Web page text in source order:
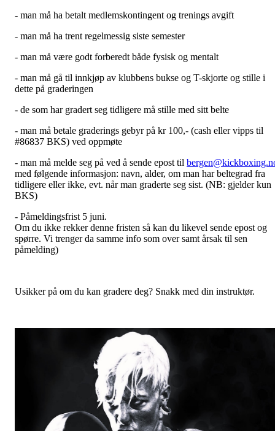
- man må ha betalt medlemskontingent og trenings avgift
- man må ha trent regelmessig siste semester
- man må være godt forberedt både fysisk og mentalt
- man må gå til innkjøp av klubbens bukse og T-skjorte og stille i
dette på graderingen
- de som har gradert seg tidligere må stille med sitt belte
- man må betale graderings gebyr på kr 100,- (cash eller vipps til
#86837 BKS) ved oppmøte
- man må melde seg på ved å sende epost til
med følgende informasjon: navn, alder, om man har beltegrad fra
tidligere eller ikke, evt. når man graderte seg sist. (NB: gjelder kun
BKS)
- Påmeldingsfrist 5 juni.
Om du ikke rekker denne fristen så kan du likevel sende epost og
spørre. Vi trenger da samme info som over samt årsak til sen
påmelding)
Usikker på om du kan gradere deg? Snakk med din instruktør.